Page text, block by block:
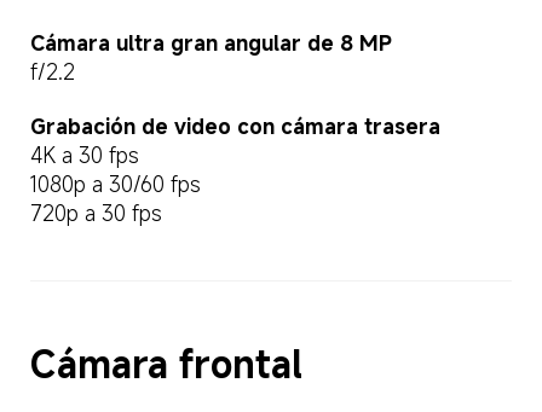
Cámara ultra gran angular de 8 MP
f/2.2
Grabación de video con cámara trasera
4K a 30 fps
1080p a 30/60 fps
720p a 30 fps
Cámara frontal